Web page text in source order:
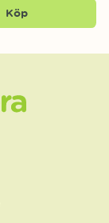
Köp